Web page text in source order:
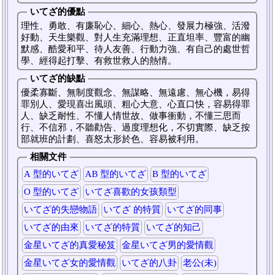
いてざ的優點
理性、勇敢、有廉恥心、細心、熱心、發展力極強、活潑
好動、天生樂觀、對人生充滿理想、正直坦率、豐富的幽
默感、酷愛和平、待人友善、行動力強、有自己的處世哲
學、經得起打擊、有救世救人的熱情。
いてざ的缺點
優柔寡斷、無制度觀念、無謀略、無遠慮、無心機，易得
罪別人、愛現喜出風頭、粗心大意、心直口快，容易得罪
人、缺乏耐性、不懂人情世故、做事衝動，不懂三思而
行、不信邪，不聽勸告、過度理想化，不切實際、缺乏按
部就班的計劃、喜怒太形於色、容易被利用。
相關文件
A 型的いてざ
AB 型的いてざ
B 型的いてざ
O 型的いてざ
いてざ喜歡的女孩類型
いてざ的失戀物語
いてざ 的特質
いてざ的同事
いてざ的由來
いてざ的特質
いてざ的知己
金星いてざ的真愛秘笈
金星いてざ男的愛情觀
金星いてざ女的愛情觀
いてざ的八卦
老公(未)